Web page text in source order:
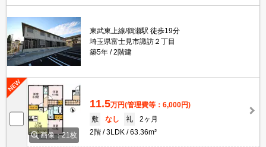
東武東上線/鶴瀬駅 徒歩19分
埼玉県富士見市諏訪２丁目
築5年
2階建
画像：21枚
11.5万円(管理費等：6,000円)
敷
なし 礼
2ヶ月
2階
3LDK 63.36m²